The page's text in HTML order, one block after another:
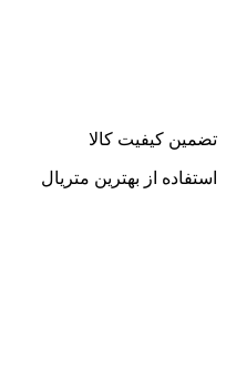
تضمین کیفیت کالا
استفاده از بهترین متریال